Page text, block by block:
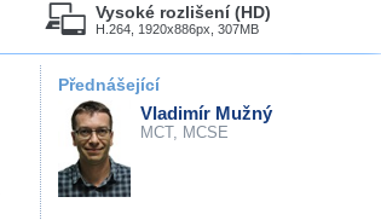
Vysoké rozlišení (HD)
H.264, 1920x886px, 307MB
Přednášející
Vladimír Mužný
MCT, MCSE